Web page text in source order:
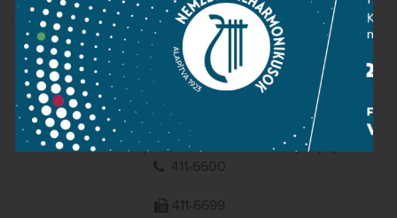
NEMZETI
FILHARMONIKUSOK
1095 Budapest, Komor Marcell u. 1. (Müpa)
411-6600
411-6699